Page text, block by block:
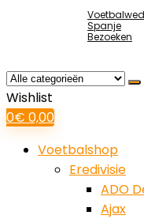
Spanje
Bezoeken
Wishlist
0€ 0,00
Voetbalshop
Eredivisie
ADO
Ajax